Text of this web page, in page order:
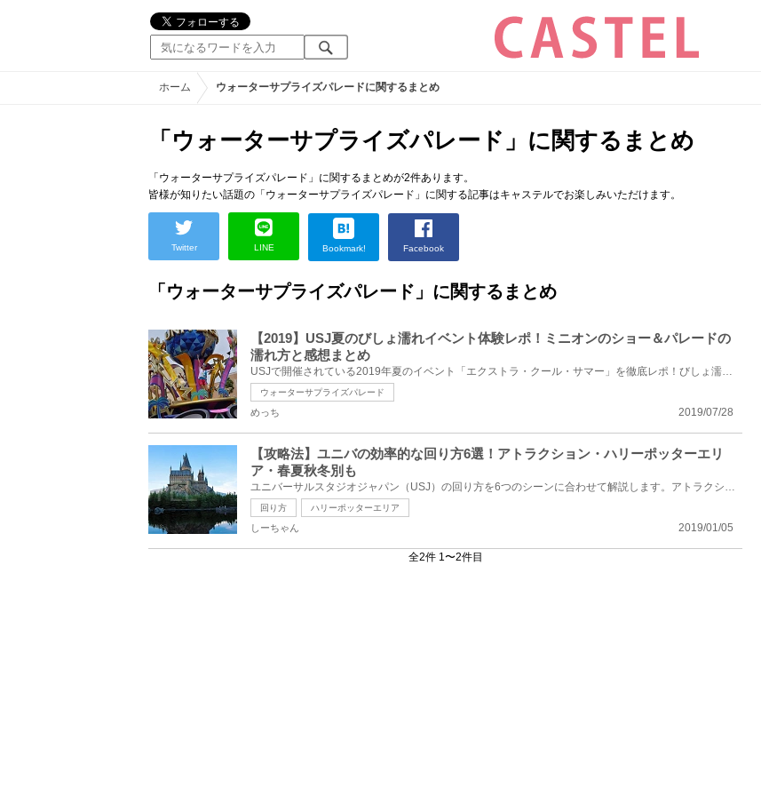
ホーム ウォーターサプライズパレードに関するまとめ
「ウォーターサプライズパレード」に関するまとめ
「ウォーターサプライズパレード」に関するまとめが2件あります。
皆様が知りたい話題の「ウォーターサプライズパレード」に関する記事はキャステルでお楽しみいただけます。
Twitter LINE Bookmark! Facebook
「ウォーターサプライズパレード」に関するまとめ
【2019】USJ夏のびしょ濡れイベント体験レポ！ミニオンのショー＆パレードの
濡れ方と感想まとめ
USJで開催されている2019年夏のイベント「エクストラ・クール・サマー」を徹底レポ！びしょ濡れ必至の「...
ウォーターサプライズパレード
2019/07/28
めっち
【攻略法】ユニバの効率的な回り方6選！アトラクション・ハリーポッターエリ
ア・春夏秋冬別も
ユニバーサルスタジオジャパン（USJ）の回り方を6つのシーンに合わせて解説します。アトラクションにた...
回り方 ハリーポッターエリア
2019/01/05
しーちゃん
全2件 1〜2件目